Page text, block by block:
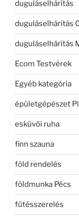
duguláselhárítás
duguláselhárítás
duguláselhárítás
Ecom Testvérek
Egyéb kategória
épületgépészet
esküvői ruha
finn szauna
föld rendelés
földmunka Pécs
fűtésszerelés